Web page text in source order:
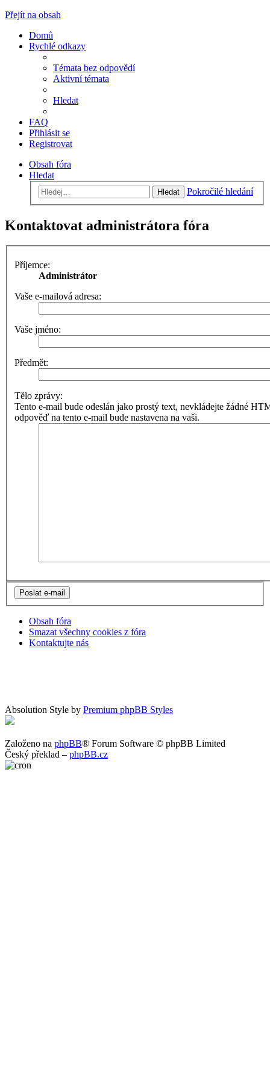
Přejít na obsah
Domů
Rychlé odkazy
Témata bez odpovědí
Aktivní témata
Hledat
FAQ
Přihlásit se
Registrovat
Obsah fóra
Hledat
Hledat Pokročilé hledání
Kontaktovat administrátora fóra
Příjemce:
Administrátor
Vaše e-mailová adresa:
Vaše jméno:
Předmět:
Tělo zprávy:
Tento e-mail bude odeslán jako prostý text, nevkládejte žádné
odpověď na tento e-mail bude nastavena na vaši.
Obsah fóra
Smazat všechny cookies z fóra
Kontaktujte nás
Absolution Style by Premium phpBB Styles
Založeno na phpBB® Forum Software © phpBB Limited
Český překlad – phpBB.cz